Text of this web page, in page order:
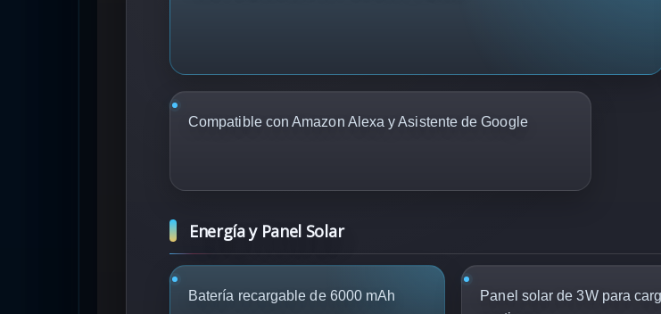
Compatible con Amazon Alexa y Asistente de Google
Energía y Panel Solar
Batería recargable de 6000 mAh
Panel solar de 3W para